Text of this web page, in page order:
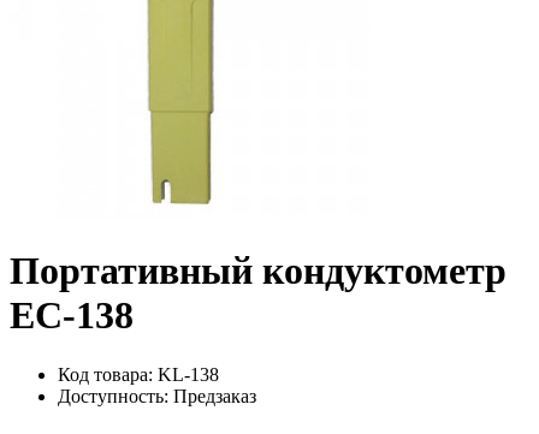
Портативный кондуктометр
EC-138
Код товара: KL-138
Доступность: Предзаказ